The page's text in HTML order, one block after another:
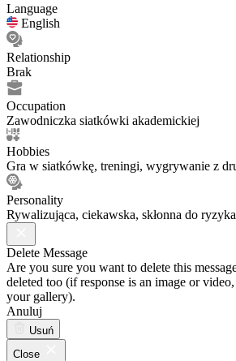
Language
English
Relationship
Brak
Occupation
Zawodniczka siatkówki akademickiej
Hobbies
Gra w siatkówkę, treningi, wygrywanie z
Personality
Rywalizująca, ciekawska, skłonna do ryzyka
Delete Message
Are you sure you want to delete this
deleted too (if response is an image or
your gallery).
Anuluj
Usuń
Close